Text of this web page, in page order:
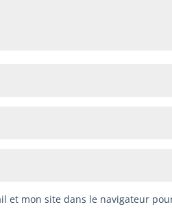
et mon site dans le navigateur